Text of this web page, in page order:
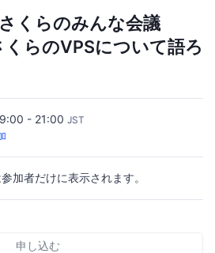
くらのみんな会議
らのVPSについて語ろ
- 21:00 JST
加者だけに表示されます。
申し込む